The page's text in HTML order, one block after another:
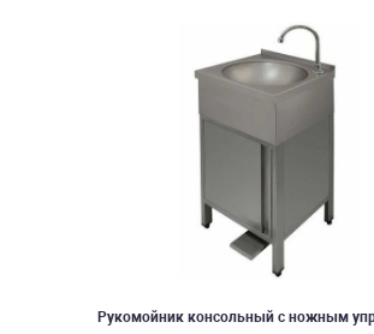
Рукомойник консольный с ножным